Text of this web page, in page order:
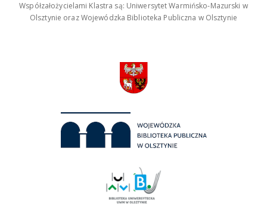
Współzałożycielami Klastra są: Uniwersytet Warmińsko-Mazurski w
Olsztynie oraz Wojewódzka Biblioteka Publiczna w Olsztynie